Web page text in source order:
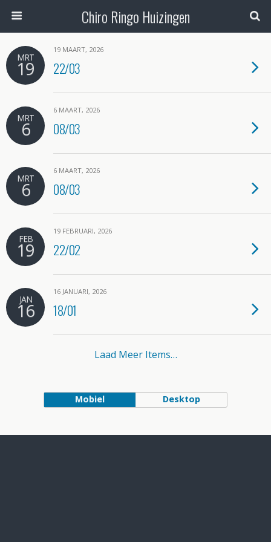
Chiro Ringo Huizingen
MRT
19
19 MAART, 2026
22/03
MRT
6
6 MAART, 2026
08/03
MRT
6
6 MAART, 2026
08/03
FEB
19
19 FEBRUARI, 2026
22/02
JAN
16
16 JANUARI, 2026
18/01
Laad Meer Items…
Mobiel Desktop